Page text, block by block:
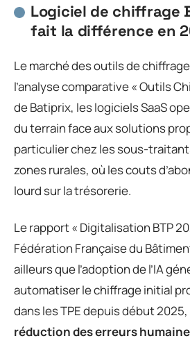
Logiciel de chiffrage
fait la différence en
Le marché des outils de
l’analyse comparative « Outils
de Batiprix, les logiciels SaaS
du terrain face aux solutions
particulier chez les sous-
zones rurales, où les couts
lourd sur la trésorerie.
Le rapport « Digitalisation BTP
Fédération Française du
ailleurs que l’adoption de l’IA
automatiser le chiffrage initial
dans les TPE depuis début
réduction des erreurs